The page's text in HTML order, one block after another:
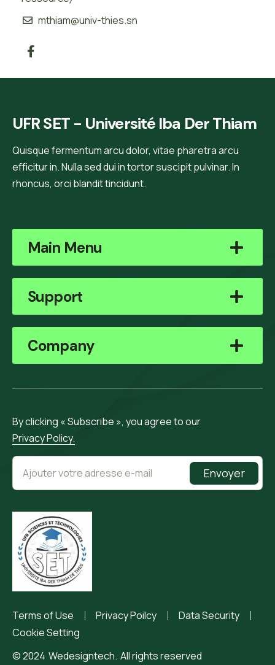
mthiam@univ-thies.sn
UFR SET - Université Iba Der Thiam
Quisque fermentum arcu dolor, vitae pharetra arcu
efficitur in. Nulla sed dui in tortor suscipit pulvinar. In
rhoncus, orci blandit tincidunt.
Main Menu
Support
Company
Terms of Use Privacy Poilcy
Data Security
Cookie Setting
© 2024 Wedesigntech. All rights reserved
By clicking « Subscribe », you agree to our
Privacy Policy.
Envoyer